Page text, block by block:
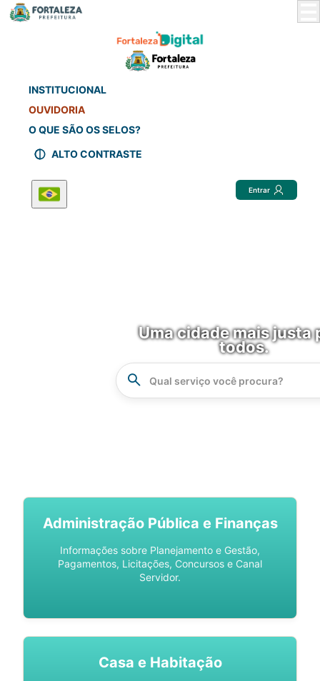
INSTITUCIONAL
OUVIDORIA
O QUE SÃO OS SELOS?
ALTO CONTRASTE
Entrar
Uma cidade mais justa
todos.
Administração Pública e Finanças
Informações sobre Planejamento e Gestão,
Pagamentos, Licitações, Concursos e Canal
Servidor.
Casa e Habitação